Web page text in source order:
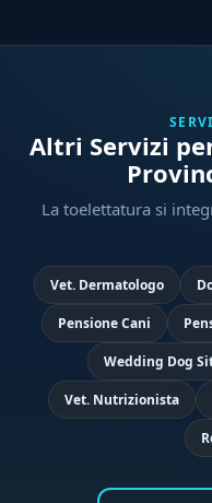
Altri Servizi
La toelettatura si
Vet. Dermatologo
Pensione Cani
Wedding Dog
Vet. Nutrizionista